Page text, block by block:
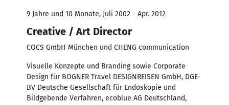
9 Jahre und 10 Monate, Juli 2002 - Apr. 2012
Creative / Art Director
COCS GmbH München und CHENG communication
Visuelle Konzepte und Branding sowie Corporate
Design für BOGNER Travel DESIGNREISEN GmbH, DGE-
BV Deutsche Gesellschaft für Endoskopie und
Bildgebende Verfahren, ecoblue AG Deutschland,